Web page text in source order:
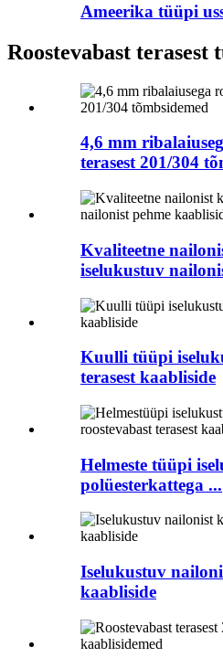
Ameerika tüüpi
Roostevabast terasest
4,6 mm
terasest 201/304
Kvaliteetne
iselukustuv
Kuulli tüüpi
terasest kaabliside
Helmeste tüüpi
polüesterkattega ...
Iselukustuv
kaabliside